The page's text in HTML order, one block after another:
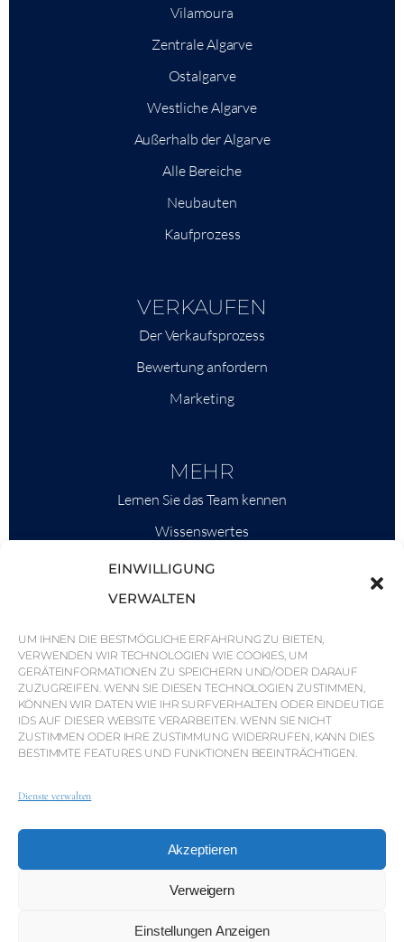
EINWILLIGUNG
VERWALTEN
UM IHNEN DIE BESTMÖGLICHE ERFAHRUNG ZU BIETEN,
VERWENDEN WIR TECHNOLOGIEN WIE COOKIES, UM
GERÄTEINFORMATIONEN ZU SPEICHERN UND/ODER DARAUF
ZUZUGREIFEN. WENN SIE DIESEN TECHNOLOGIEN ZUSTIMMEN,
KÖNNEN WIR DATEN WIE IHR SURFVERHALTEN ODER EINDEUTIGE
IDS AUF DIESER WEBSITE VERARBEITEN. WENN SIE NICHT
ZUSTIMMEN ODER IHRE ZUSTIMMUNG WIDERRUFEN, KANN DIES
BESTIMMTE FEATURES UND FUNKTIONEN BEEINTRÄCHTIGEN.
Dienste verwalten
Akzeptieren
Verweigern
Einstellungen Anzeigen
Vilamoura
Zentrale Algarve
Ostalgarve
Westliche Algarve
Außerhalb der Algarve
Alle Bereiche
Neubauten
Kaufprozess
VERKAUFEN
Der Verkaufsprozess
Bewertung anfordern
Marketing
MEHR
Lernen Sie das Team kennen
Wissenswertes
Savills
Marktinformationen
Nachrichten & Veranstaltungen
Karten der Region
Gemeinschaft
Karriere
Alle Rechte vorbehalten 2026.
DatenschutzerklärungImpressumAGB
Whistleblowing-Kanal